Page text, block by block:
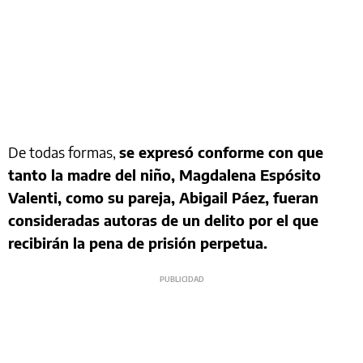
De todas formas, se expresó conforme con que
tanto la madre del niño, Magdalena Espósito
Valenti, como su pareja, Abigail Páez, fueran
consideradas autoras de un delito por el que
recibirán la pena de prisión perpetua.